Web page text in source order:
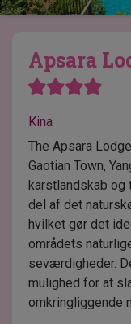
Apsara
Kina
The Apsara
Gaotian Town,
karstlandskab og
del af det
hvilket gør det
områdets
seværdigheder.
mulighed for at
omkringliggende